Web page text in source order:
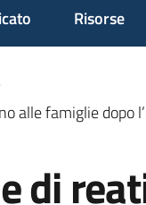
Risorse
alle famiglie
di